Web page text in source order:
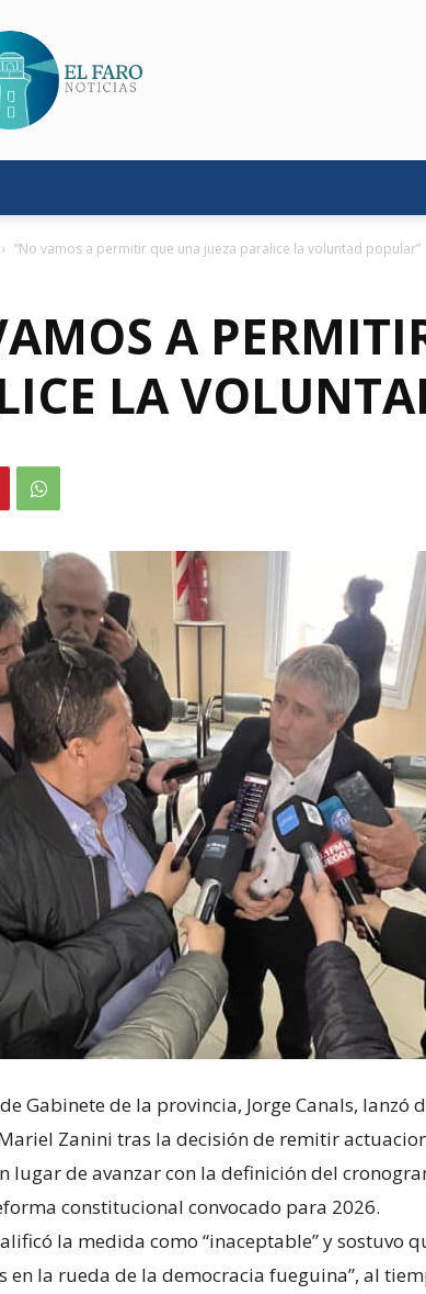
Faro
Noticias
“No vamos a permitir que una jueza paralice la voluntad popular”
A
LA
Gabinete de la provincia, Jorge Canals, lanzó
Zanini tras la decisión de remitir
lugar de avanzar con la definición del
constitucional convocado para 2026.
la medida como “inaceptable” y sostuvo
en la rueda de la democracia fueguina”, al